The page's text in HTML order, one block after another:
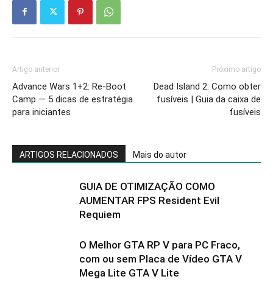
Artigo anterior
Advance Wars 1+2: Re-Boot
Camp — 5 dicas de estratégia
para iniciantes
Próximo artigo
Dead Island 2: Como obter
fusíveis | Guia da caixa de
fusíveis
ARTIGOS RELACIONADOS Mais do autor
GUIA DE OTIMIZAÇÃO COMO
AUMENTAR FPS Resident Evil
Requiem
O Melhor GTA RP V para PC Fraco,
com ou sem Placa de Vídeo GTA V
Mega Lite GTA V Lite